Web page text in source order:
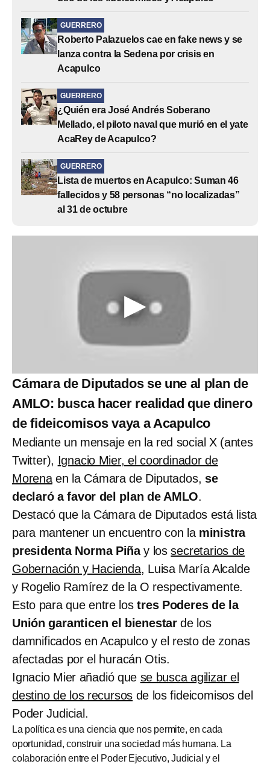
GUERRERO
Roberto Palazuelos cae en fake news y se
lanza contra la Sedena por crisis en
Acapulco
GUERRERO
¿Quién era José Andrés Soberano
Mellado, el piloto naval que murió en el yate
AcaRey de Acapulco?
GUERRERO
Lista de muertos en Acapulco: Suman 46
fallecidos y 58 personas “no localizadas”
al 31 de octubre
Cámara de Diputados se une al plan de
AMLO: busca hacer realidad que dinero
de fideicomisos vaya a Acapulco
Mediante un mensaje en la red social X (antes
Twitter), Ignacio Mier, el coordinador de
Morenaen la Cámara de Diputados, se
declaró a favor del plan de AMLO.
Destacó que la Cámara de Diputados está lista
para mantener un encuentro con la ministra
presidenta Norma Piñay lossecretarios de
Gobernación y Hacienda, Luisa María Alcalde
y Rogelio Ramírez de la O respectivamente.
Esto para que entre lostres Poderes de la
Unión garanticen el bienestar de los
damnificados en Acapulco y el resto de zonas
afectadas por el huracán Otis.
Ignacio Mier añadió que se busca agilizar el
destino de los recursos de los fideicomisos del
Poder Judicial.
La política es una ciencia que nos permite, en cada
oportunidad, construir una sociedad más humana. La
colaboración entre el Poder Ejecutivo, Judicial y el